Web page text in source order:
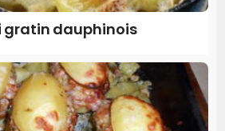
gratin dauphinois